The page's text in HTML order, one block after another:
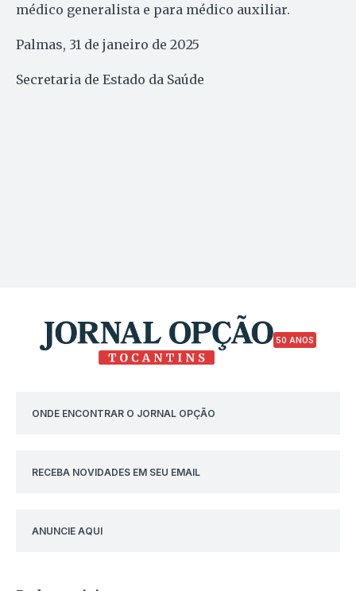
médico generalista e para médico auxiliar.
Palmas, 31 de janeiro de 2025
Secretaria de Estado da Saúde
50 ANOS
ONDE ENCONTRAR O JORNAL OPÇÃO
RECEBA NOVIDADES EM SEU EMAIL
ANUNCIE AQUI